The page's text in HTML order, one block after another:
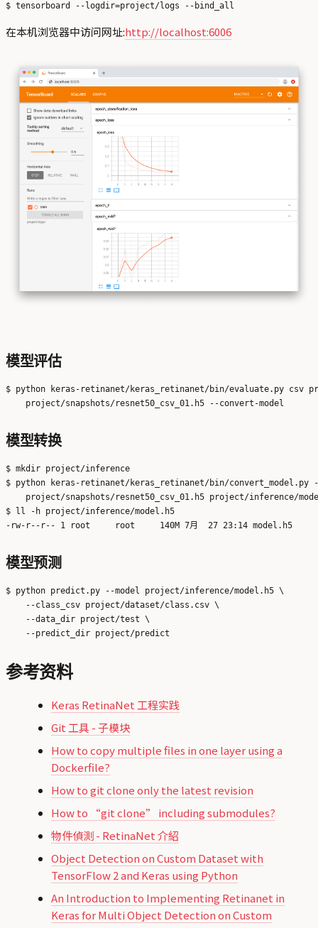
在本机浏览器中访问网址:http://localhost:6006
模型评估
$ python keras-retinanet/keras_retinanet/bin/evaluate.py
模型转换
$ mkdir project/inference
$ python keras-retinanet/keras_retinanet/bin/
project/snapshots/resnet50_csv_01.h5 project/inference/
$ ll -h project/inference/model.h5
模型预测
$ python predict.py --model project/inference/model.h5 \
    --class_csv project/dataset/class.csv \
    --data_dir project/test \
参考资料
Keras RetinaNet 工程实践
Git 工具 - 子模块
How to copy multiple files in one layer using a
Dockerfile?
How to git clone only the latest revision
How to “git clone” including submodules?
物件偵測 - RetinaNet 介紹
Object Detection on Custom Dataset with
TensorFlow 2 and Keras using Python
An Introduction to Implementing Retinanet in
Keras for Multi Object Detection on Custom